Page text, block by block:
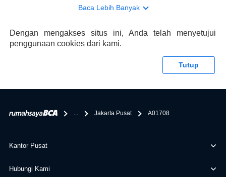
konsultasi mengenai KPR, maka ada layanan live chat
memberikan keuntungan yang berlipat, persyaratan
pengajuan KPR BCA juga sangat mudah, kamu bisa cek
tentang properti disini BCA hanya sebagai pihak
bertanggung jawab terhadap informasi yang rekanan
Baca Lebih Banyak
Dengan mengakses situs ini, Anda telah menyetujui
penggunaan cookies dari kami.
Tutup
... Jakarta Pusat A01708
Kantor Pusat
Hubungi Kami